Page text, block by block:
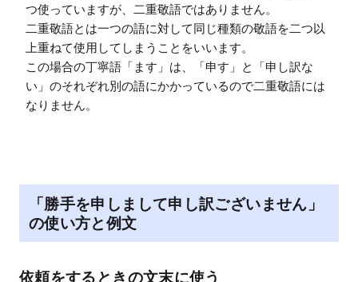
つ使っていますが、二重敬語ではありません。
二重敬語とは一つの語に対して同じ種類の敬語を二つ以
上重ねて使用してしまうことをいいます。
この場合の丁寧語「ます」は、「申す」と「申し訳な
い」のそれぞれ別の語にかかっているので二重敬語には
なりません。
「勝手を申しまして申し訳ございません」
の使い方と例文
依頼をするときの文末に使う